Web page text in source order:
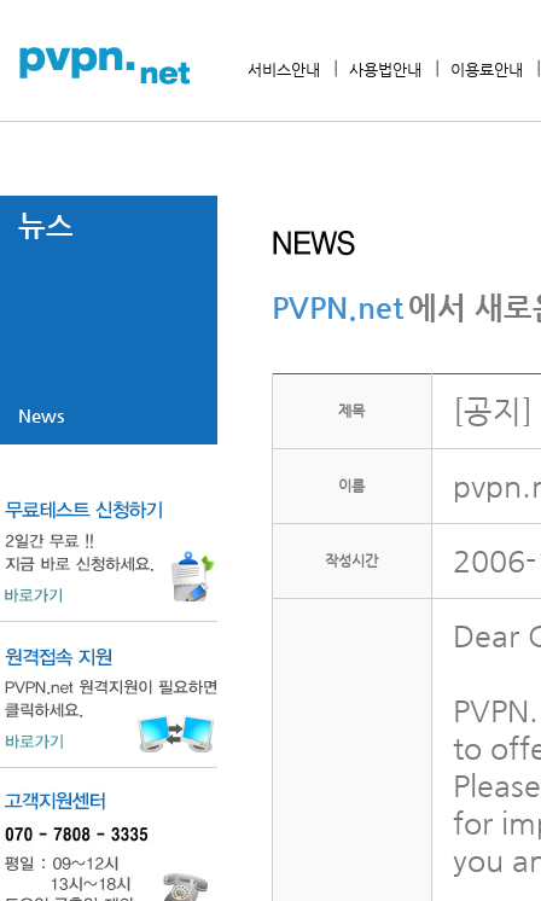
서비스안내 사용법안내 이용료안내
뉴스
News
PVPN.net에서 새
제목 [공지
이름
작성시간
Dear
to
for
you